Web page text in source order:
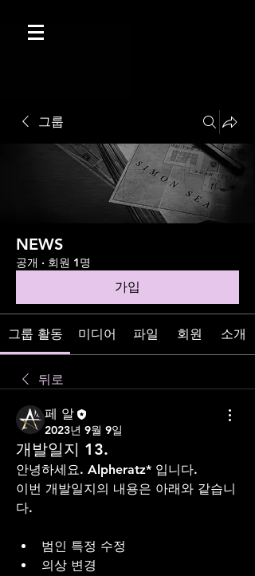
그룹
NEWS
공개 · 회원 1명
가입
그룹 활동 미디어 파일 회원 소개
뒤로
페 알
2023년 9월 9일
개발일지 13.
안녕하세요. Alpheratz* 입니다.
이번 개발일지의 내용은 아래와 같습니
다.
범인 특정 수정
의상 변경